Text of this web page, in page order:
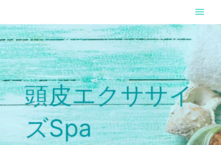
を
ス
キ
ッ
プ
メ
ン
メ
ニ
ュ
ー
頭皮エクササイ
ズSpa